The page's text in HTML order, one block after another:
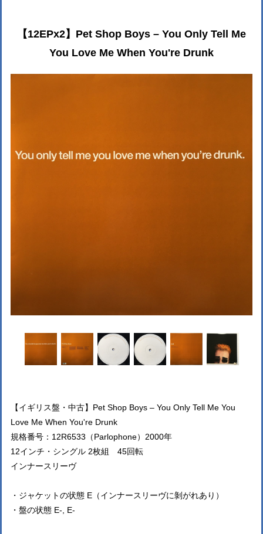
【12EPx2】Pet Shop Boys ‎– You Only Tell Me
You Love Me When You're Drunk
【イギリス盤・中古】Pet Shop Boys ‎– You Only Tell Me You
Love Me When You're Drunk
規格番号：12R6533（Parlophone）2000年
12インチ・シングル 2枚組 45回転
インナースリーヴ
・ジャケットの状態 E（インナースリーヴに剝がれあり）
・盤の状態 E-, E-